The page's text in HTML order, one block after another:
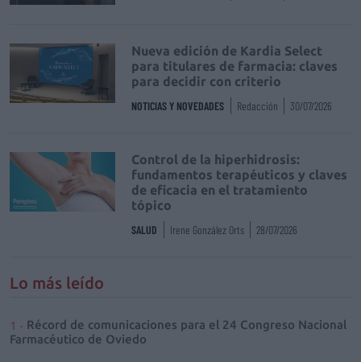
Nueva edición de Kardia Select
para titulares de farmacia: claves
para decidir con criterio
NOTICIAS Y NOVEDADES Redacción 30/07/2026
Control de la hiperhidrosis:
fundamentos terapéuticos y claves
de eficacia en el tratamiento
tópico
SALUD Irene González Orts 28/07/2026
Lo más leído
Récord de comunicaciones para el 24 Congreso Nacional
Farmacéutico de Oviedo